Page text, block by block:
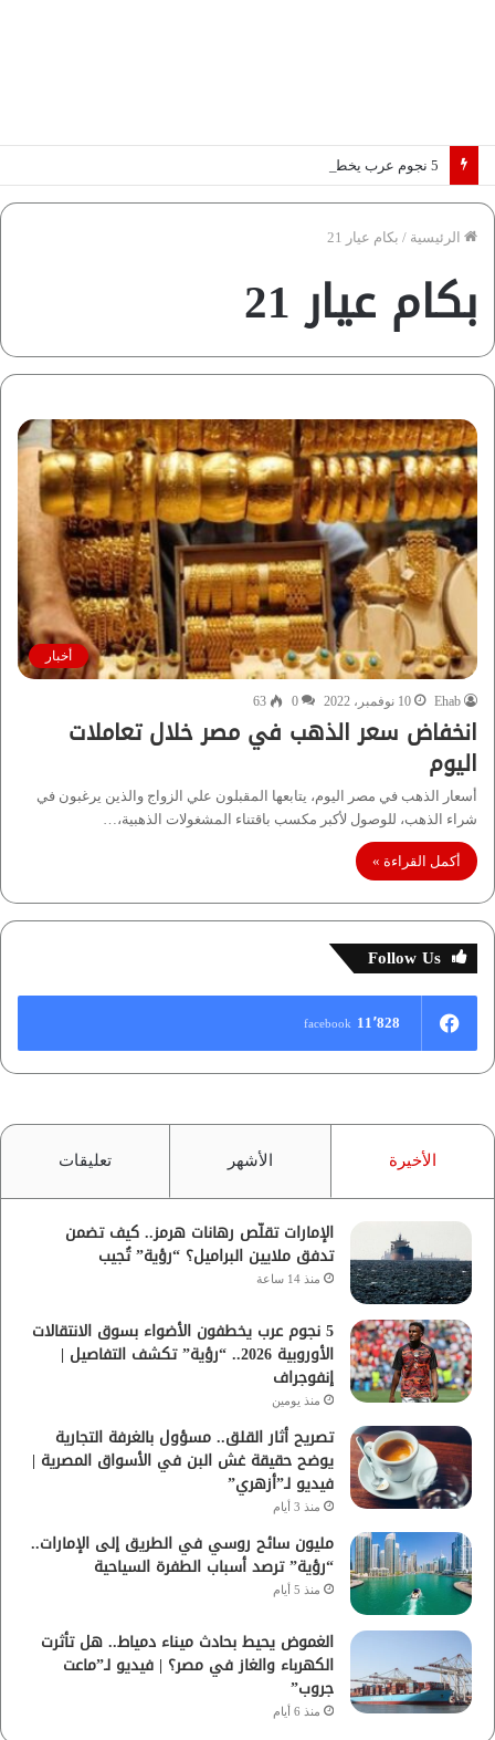
الرئيسية / بكام عيار 21
بكام عيار 21
أخبار
Ehab 10 نوفمبر، 2022 0
63
انخفاض سعر الذهب في مصر خلال تعاملات
اليوم
أسعار الذهب في مصر اليوم، يتابعها المقبلون علي الزواج والذين يرغبون في
شراء الذهب، للوصول لأكبر مكسب باقتناء المشغولات الذهبية،…
أكمل القراءة »
Follow Us
11٬828 facebook
الأخيرة الأشهر تعليقات
الإمارات تقلّص رهانات هرمز.. كيف تضمن
تدفق ملايين البراميل؟ “رؤية” تُجيب
منذ 14 ساعة
5 نجوم عرب يخطفون الأضواء بسوق الانتقالات
الأوروبية 2026.. “رؤية” تكشف التفاصيل |
إنفوجراف
منذ يومين
تصريح أثار القلق.. مسؤول بالغرفة التجارية
يوضح حقيقة غش البن في الأسواق المصرية |
فيديو لـ”أزهري”
منذ 3 أيام
مليون سائح روسي في الطريق إلى الإمارات..
“رؤية” ترصد أسباب الطفرة السياحية
منذ 5 أيام
الغموض يحيط بحادث ميناء دمياط.. هل تأثرت
الكهرباء والغاز في مصر؟ | فيديو لـ”ماعت
جروب”
منذ 6 أيام